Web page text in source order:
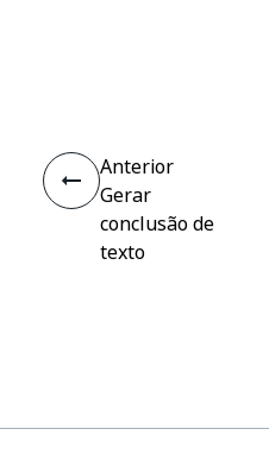
Anterior
Gerar
conclusão de
texto